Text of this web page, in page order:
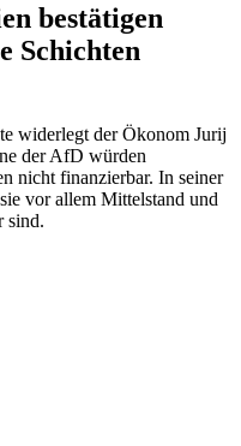
bestätigen
Schichten
widerlegt der Ökonom Jurij
der AfD würden
nicht finanzierbar. In seiner
vor allem Mittelstand und
sind.